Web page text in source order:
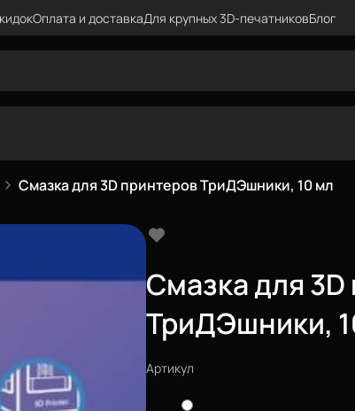
Оплата и доставкаДля крупных 3D-печатниковБлог
Смазка для 3D принтеров ТриДЭшники, 10 мл
Смазка для
ТриДЭшники,
Артикул